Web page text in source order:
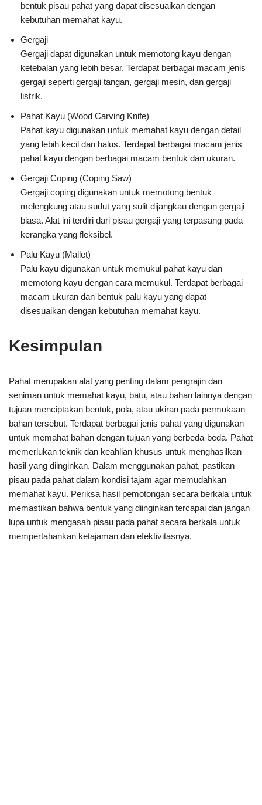
bentuk pisau pahat yang dapat disesuaikan dengan
kebutuhan memahat kayu.
Gergaji
Gergaji dapat digunakan untuk memotong kayu dengan
ketebalan yang lebih besar. Terdapat berbagai macam jenis
gergaji seperti gergaji tangan, gergaji mesin, dan gergaji
listrik.
Pahat Kayu (Wood Carving Knife)
Pahat kayu digunakan untuk memahat kayu dengan detail
yang lebih kecil dan halus. Terdapat berbagai macam jenis
pahat kayu dengan berbagai macam bentuk dan ukuran.
Gergaji Coping (Coping Saw)
Gergaji coping digunakan untuk memotong bentuk
melengkung atau sudut yang sulit dijangkau dengan gergaji
biasa. Alat ini terdiri dari pisau gergaji yang terpasang pada
kerangka yang fleksibel.
Palu Kayu (Mallet)
Palu kayu digunakan untuk memukul pahat kayu dan
memotong kayu dengan cara memukul. Terdapat berbagai
macam ukuran dan bentuk palu kayu yang dapat
disesuaikan dengan kebutuhan memahat kayu.
Kesimpulan
Pahat merupakan alat yang penting dalam pengrajin dan
seniman untuk memahat kayu, batu, atau bahan lainnya dengan
tujuan menciptakan bentuk, pola, atau ukiran pada permukaan
bahan tersebut. Terdapat berbagai jenis pahat yang digunakan
untuk memahat bahan dengan tujuan yang berbeda-beda. Pahat
memerlukan teknik dan keahlian khusus untuk menghasilkan
hasil yang diinginkan. Dalam menggunakan pahat, pastikan
pisau pada pahat dalam kondisi tajam agar memudahkan
memahat kayu. Periksa hasil pemotongan secara berkala untuk
memastikan bahwa bentuk yang diinginkan tercapai dan jangan
lupa untuk mengasah pisau pada pahat secara berkala untuk
mempertahankan ketajaman dan efektivitasnya.